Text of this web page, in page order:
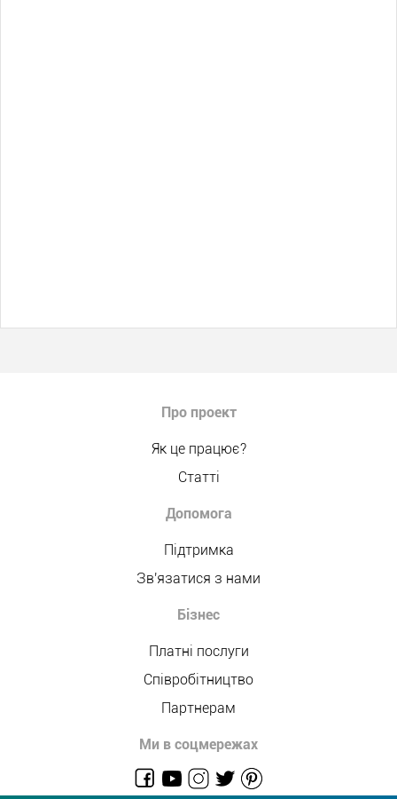
Про проект
Як це працює?
Статті
Допомога
Підтримка
Зв'язатися з нами
Бізнес
Платні послуги
Співробітництво
Партнерам
Ми в соцмережах